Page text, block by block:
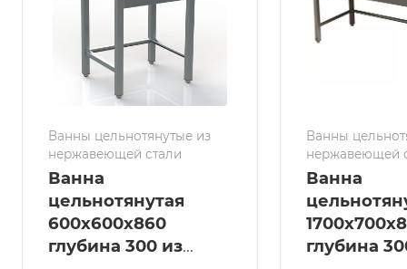
Ванны цельнотянутые из
нержавеющей стали
Ванна
цельнотянутая
600х600х860
глубина 300 из
Ванны
нержавеющей
Ванна
глубина